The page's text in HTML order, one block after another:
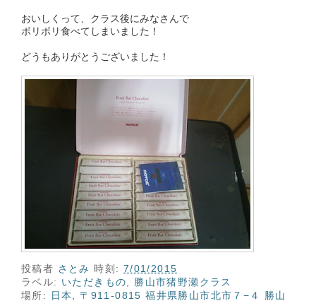
おいしくって、クラス後にみなさんで
ボリボリ食べてしまいました！
どうもありがとうございました！
投稿者 さとみ 時刻: 7/01/2015
ラベル: いただきもの, 勝山市猪野瀬クラス
場所:
日本, 〒911-0815 福井県勝山市北市７−４ 勝山